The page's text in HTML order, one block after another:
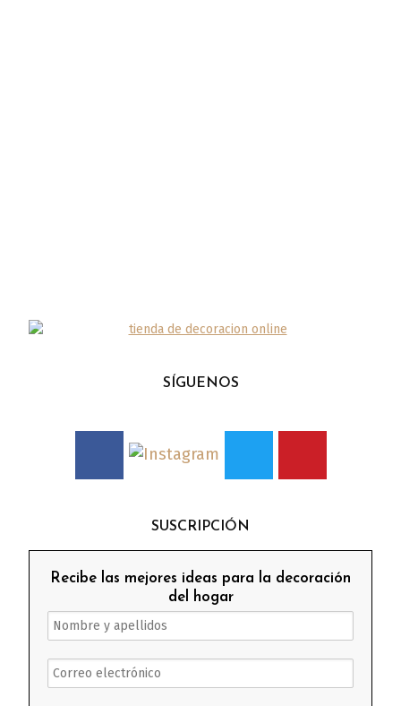
SÍGUENOS
SUSCRIPCIÓN
Recibe las mejores ideas para la decoración
del hogar